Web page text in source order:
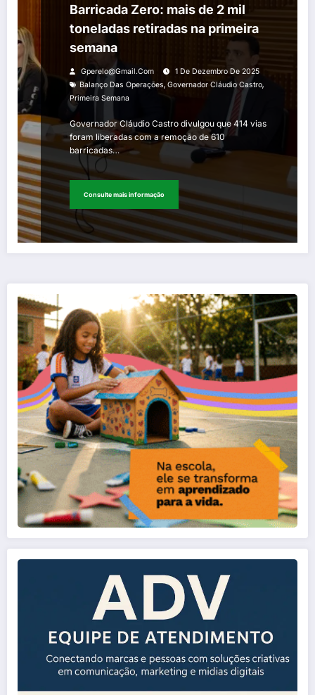
Barricada Zero: mais de 2 mil
toneladas retiradas na primeira
semana
Gperelo@gmail.com
1 De Dezembro De 2025
Balanço Das Operações, Governador Cláudio Castro,
Primeira Semana
Governador Cláudio Castro divulgou que 414 vias
foram liberadas com a remoção de 610
barricadas…
Consulte mais informação